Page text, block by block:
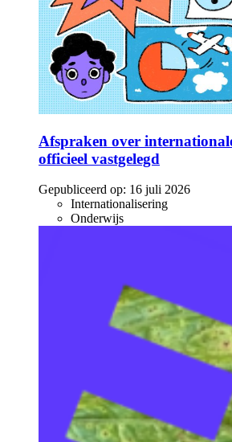
Afspraken over
officieel vastgelegd
Gepubliceerd op: 16 juli 2026
Internationalisering
Onderwijs